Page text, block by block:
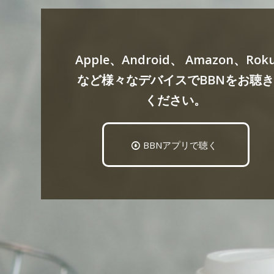
Apple、Android、 Amazon、
など様々なデバイスでBBNをお聴き
ください。
BBNアプリで聴く